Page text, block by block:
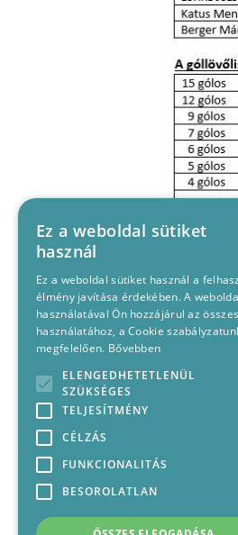
KORÁBBI
Ez a weboldal sütiket
használ
Ez a weboldal sütiket használ a
élmény javítása érdekében. A
használatával Ön hozzájárul az
használatához, a Cookie
megfelelően. Bővebben
ELENGEDHETETLENÜL
SZÜKSÉGES
TELJESÍTMÉNY
CÉLZÁS
FUNKCIONALITÁS
BESOROLATLAN